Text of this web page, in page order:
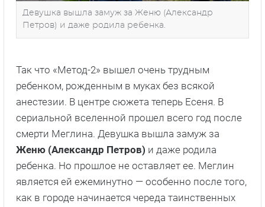
Девушка вышла замуж за Женю (Александр
Петров) и даже родила ребенка.
Так что «Метод-2» вышел очень трудным
ребенком, рожденным в муках без всякой
анестезии. В центре сюжета теперь Есеня. В
сериальной вселенной прошел всего год после
смерти Меглина. Девушка вышла замуж за
Женю (Александр Петров) и даже родила
ребенка. Но прошлое не оставляет ее. Меглин
является ей ежеминутно — особенно после того,
как в городе начинается череда таинственных